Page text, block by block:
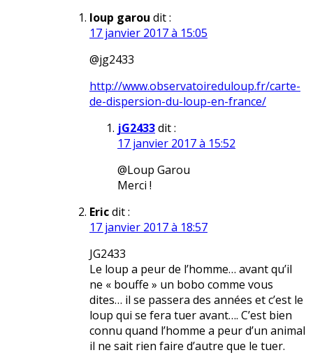
loup garou dit :
17 janvier 2017 à 15:05
@jg2433
http://www.observatoireduloup.fr/carte-
de-dispersion-du-loup-en-france/
jG2433dit :
17 janvier 2017 à 15:52
@Loup Garou
Merci !
Ericdit :
17 janvier 2017 à 18:57
JG2433
Le loup a peur de l’homme… avant qu’il
ne « bouffe » un bobo comme vous
dites… il se passera des années et c’est le
loup qui se fera tuer avant…. C’est bien
connu quand l’homme a peur d’un animal
il ne sait rien faire d’autre que le tuer.